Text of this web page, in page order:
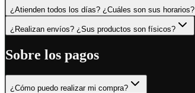
¿Atienden todos los días? ¿Cuáles son sus horarios?
¿Realizan envíos? ¿Sus productos son físicos?
Sobre los pagos
¿Cómo puedo realizar mi compra?